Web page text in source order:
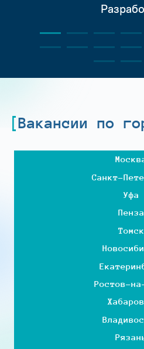
Вакансии по
Санкт-
Уфа
Пенза
Томск
Ростов-